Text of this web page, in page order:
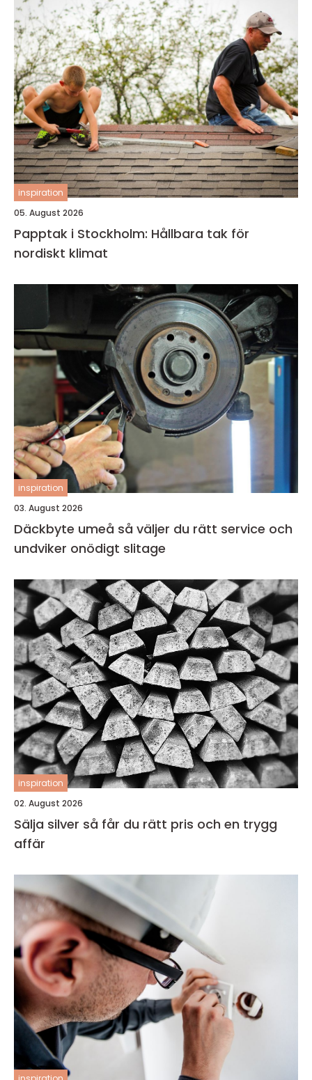
inspiration
05. August 2026
Papptak i Stockholm: Hållbara tak för
nordiskt klimat
inspiration
03. August 2026
Däckbyte umeå så väljer du rätt service och
undviker onödigt slitage
inspiration
02. August 2026
Sälja silver så får du rätt pris och en trygg
affär